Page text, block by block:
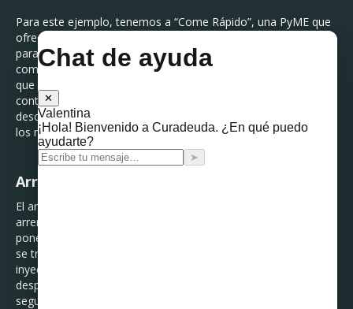
Para este ejemplo, tenemos a “Come Rápido”, una PyME que
ofrece comida a domicilio y necesita adquirir más vehículos
para transportar su producto, pero también le gustaría poder
comprar los vehículos al finalizar el plan de arrendamiento, ya
que seguro crecerá más su flotilla. A ellos les conviene
contratar un arrendamiento financiero para no
descapitalizarse y poder seguir creciendo sin que el costo de
los nuevos vehículos impacte.
Arrendamiento Sale & Lease back
El arrendamiento Sale & Lease back, o venta con
arrendamiento posterior, es un tipo de arrendamiento que se
pone de moda en situaciones de crisis, principalmente porque
se trata de la venta de un activo propio para obtener una
inyección económica fuerte y rentar o arrendar ese activo
después de la venta sin hacerse cargo del mantenimiento o
seguros del activo así como poder deducir la renta mensual.